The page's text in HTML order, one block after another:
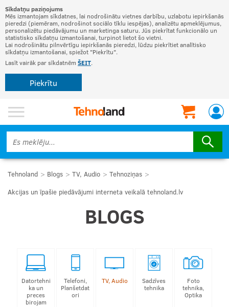
Sīkdatņu paziņojums
Mēs izmantojam sīkdatnes, lai nodrošinātu vietnes darbību, uzlabotu iepirkšanās
pieredzi (piemēram, nodrošinot sociālo tīklu iespējas), analizētu apmeklējumus,
personalizētu piedāvājumu un marketinga saturu. Jūs piekrītat funkcionālo un
statistisko sīkdatņu izmantošanai, turpinot lietot šo vietni.
Lai nodrošinātu pilnvērtīgu iepirkšanās pieredzi, lūdzu piekrītiet analītisko
sīkdatņu izmantošanai, spiežot "Piekrītu".
Lasīt vairāk par sīkdatnēm ŠEIT.
Piekrītu
Tehnoland Blogs TV, Audio
Tehnoziņas
Akcijas un īpašie piedāvājumi interneta veikalā tehnoland.lv
BLOGS
Datortehni
ka un
preces
birojam
Telefoni,
Planšetdat
ori
TV, Audio
Sadzīves
tehnika
Foto
tehnika,
Optika